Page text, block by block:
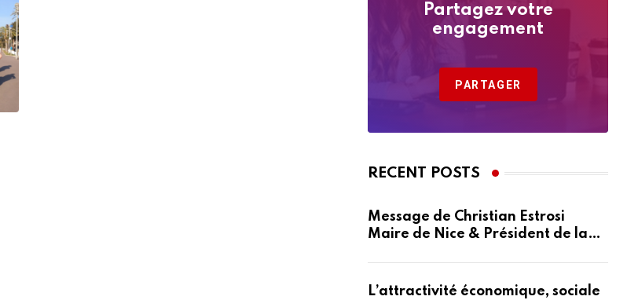
Partagez votre
engagement
PARTAGER
RECENT POSTS
Message de Christian Estrosi
Maire de Nice & Président de la
L’attractivité économique, sociale